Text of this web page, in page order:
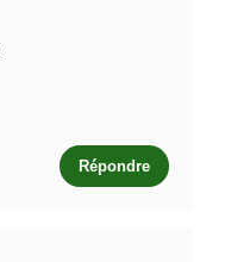
Répondre